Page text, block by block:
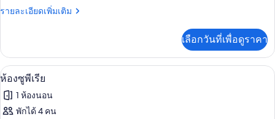
ห้อง
รายละเอียดเพิ่มเติม
ราย
เกี่ยว
กับ
ห้อง
สแตนดาร์ด
เลือกวันที่เพื่อดูราคา
เปิด
ภาพถ่าย
ทั้งหมด
ห้องซูพีเรีย | มินิบาร์, ตู้นิรภัยในห้องพั
7
ห้องซูพีเรีย
1 ห้องนอน
พักได้ 4 คน